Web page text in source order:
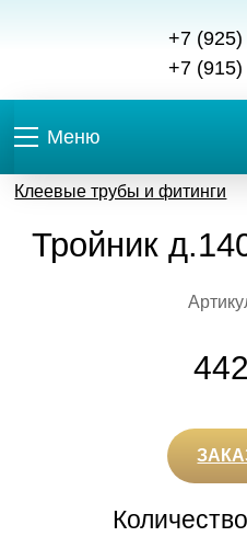
+7
+7
Меню
Клеевые трубы и фитинги
Тройник